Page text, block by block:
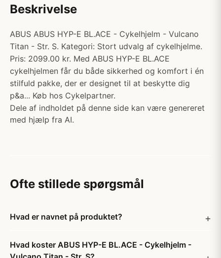
Beskrivelse
ABUS ABUS HYP-E BL.ACE - Cykelhjelm - Vulcano
Titan - Str. S. Kategori: Stort udvalg af cykelhjelme.
Pris: 2099.00 kr. Med ABUS HYP-E BL.ACE
cykelhjelmen får du både sikkerhed og komfort i én
stilfuld pakke, der er designet til at beskytte dig
p&a... Køb hos Cykelpartner.
Dele af indholdet på denne side kan være genereret
med hjælp fra AI.
Ofte stillede spørgsmål
Hvad er navnet på produktet?
Hvad koster ABUS HYP-E BL.ACE - Cykelhjelm -